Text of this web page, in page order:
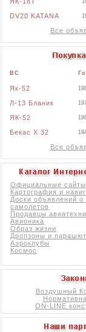
DV20 KATANA
Все
ВС
Як-52
Л-13 Бланик
ЯК-52
Бекас X 32
Все
Официальные сайты
Картография и
Доски объявлений о
самолетов
Продавцы
Авионика
Образ жизни
Дропзоны и
Аэроклубы
Космос
Воздушный
ON-LINE